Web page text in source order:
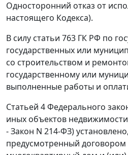
Односторонний отказ от
настоящего Кодекса).
В силу статьи 763 ГК РФ по
государственных или
со строительством и
государственному или
выполненные работы и
Статьей 4Федерального
иных объектов
- Закон N 214-ФЗ)
предусмотренный договором